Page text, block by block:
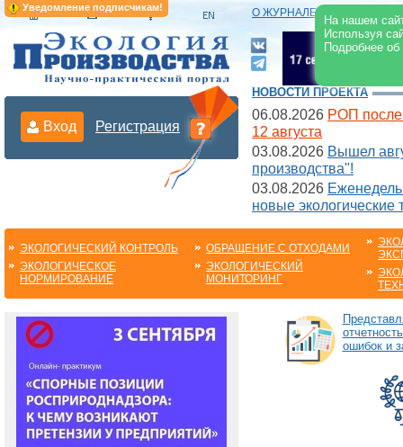
Уведомление подписчикам!
На нашем
Используя
Подробнее
О ЖУРНАЛЕ |
Вход Регистрация
НОВОСТИ ПРОЕКТА
06.08.2026 РОП после
12 августа
03.08.2026 Вышел
производства"!
03.08.2026
новые экологические
ЭКОЛОГИЧЕСКИЙ КОНТРОЛЬ
ЭКОЛОГИЧЕСКОЕ
НОРМИРОВАНИЕ
ОБРАЩЕНИЕ С ОТХОДАМИ
ЭКОЛОГИЧЕСКИЙ
МОНИТОРИНГ
ошибок и